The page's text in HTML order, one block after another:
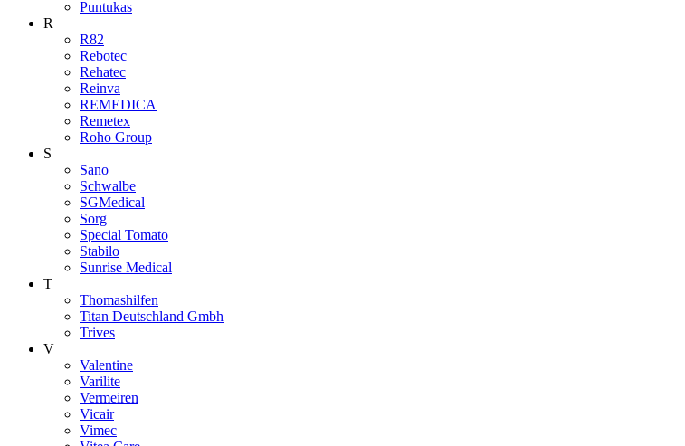
Puntukas
R
R82
Rebotec
Rehatec
Reinva
REMEDICA
Remetex
Roho Group
S
Sano
Schwalbe
SGMedical
Sorg
Special Tomato
Stabilo
Sunrise Medical
T
Thomashilfen
Titan Deutschland Gmbh
Trives
V
Valentine
Varilite
Vermeiren
Vicair
Vimec